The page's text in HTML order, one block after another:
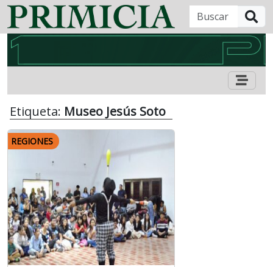
Etiqueta: Museo Jesús Soto
REGIONES